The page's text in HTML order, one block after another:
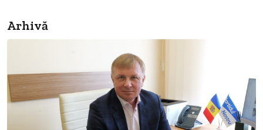
Arhivă